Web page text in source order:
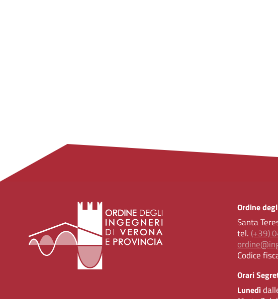
Ordine
Santa
tel. (+39)
Codice
Orari
Lunedì